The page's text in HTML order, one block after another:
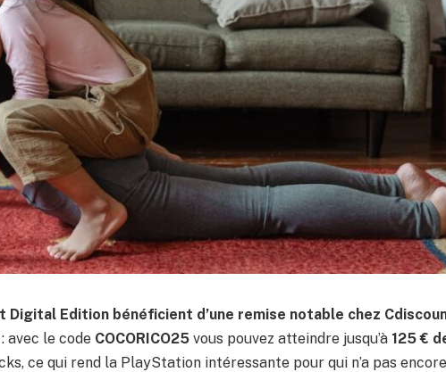
Digital Edition bénéficient d’une remise notable chez
: avec le code COCORICO25 vous pouvez atteindre jusqu’à 125 €
ce qui rend la PlayStation intéressante pour qui n’a pas encore